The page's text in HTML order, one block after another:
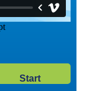
Start